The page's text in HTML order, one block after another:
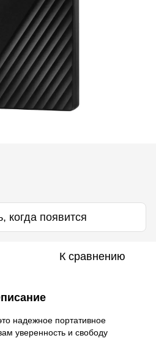
когда появится
К сравнению
надежное портативное
уверенность и свободу